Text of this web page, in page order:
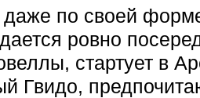
по своей
ровно
стартует в
Гвидо,